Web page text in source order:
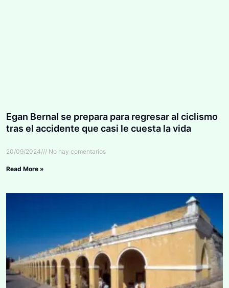
Egan Bernal se prepara para regresar al ciclismo
tras el accidente que casi le cuesta la vida
20/09/2024 No hay comentarios
Read More »